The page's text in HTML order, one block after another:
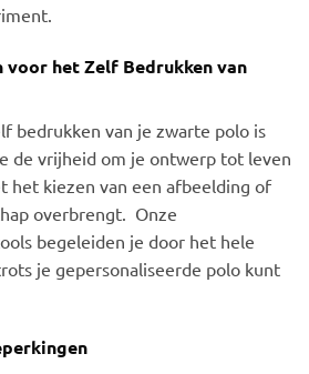
voor het Zelf Bedrukken van
bedrukken van je zwarte polo is
de vrijheid om je ontwerp tot leven
het kiezen van een afbeelding of
overbrengt. Onze
begeleiden je door het hele
je gepersonaliseerde polo kunt